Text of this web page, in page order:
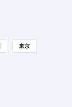
東京